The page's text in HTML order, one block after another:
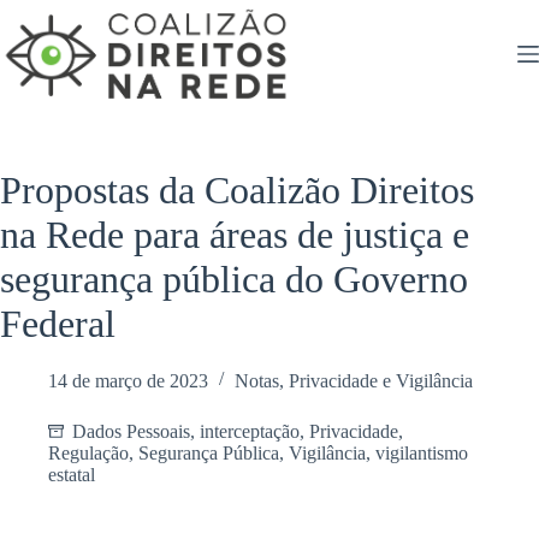
para
o
conteúdo
Propostas da Coalizão Direitos
na Rede para áreas de justiça e
segurança pública do Governo
Federal
14 de março de 2023 Notas, Privacidade e Vigilância
Dados Pessoais, interceptação, Privacidade,
Regulação, Segurança Pública, Vigilância, vigilantismo
estatal